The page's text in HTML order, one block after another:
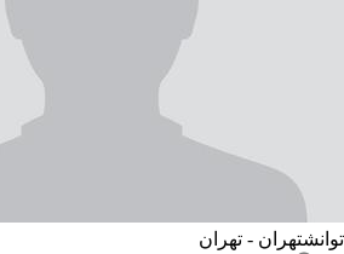
توانشتهران - تهران